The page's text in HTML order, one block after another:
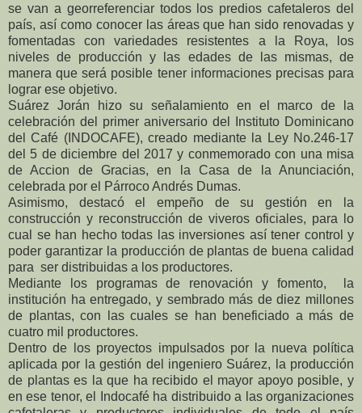
se van a georreferenciar todos los predios cafetaleros del
país, así como conocer las áreas que han sido renovadas y
fomentadas con variedades resistentes a la Roya, los
niveles de producción y las edades de las mismas, de
manera que será posible tener informaciones precisas para
lograr ese objetivo.
Suárez Jorán hizo su señalamiento en el marco de la
celebración del primer aniversario del Instituto Dominicano
del Café (INDOCAFE), creado mediante la Ley No.246-17
del 5 de diciembre del 2017 y conmemorado con una misa
de Accion de Gracias, en la Casa de la Anunciación,
celebrada por el Párroco Andrés Dumas.
Asimismo, destacó el empeño de su gestión en la
construcción y reconstrucción de viveros oficiales, para lo
cual se han hecho todas las inversiones así tener control y
poder garantizar la producción de plantas de buena calidad
para ser distribuidas a los productores.
Mediante los programas de renovación y fomento,
la
institución ha entregado, y sembrado más de diez millones
de plantas, con las cuales se han beneficiado a más de
cuatro mil productores.
Dentro de los proyectos impulsados por la nueva política
aplicada por la gestión del ingeniero Suárez, la producción
de plantas es la que ha recibido el mayor apoyo posible, y
en ese tenor, el Indocafé ha distribuido a las organizaciones